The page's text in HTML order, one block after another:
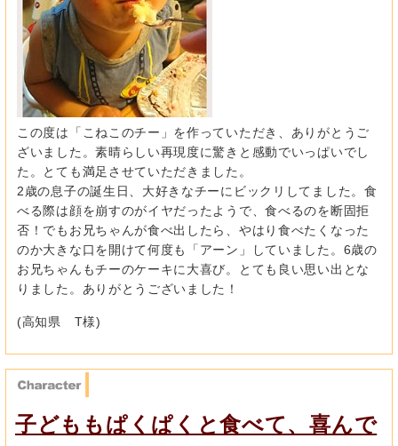
この度は「こねこのチー」を作っていただき、ありがとうご
ざいました。素晴らしい再現度に驚きと感動でいっぱいでし
た。とても満足させていただきました。
2歳の息子の誕生日、大好きなチーにビックリしてました。食
べる際は顔を崩すのがイヤだったようで、食べるのを断固拒
否！でもお兄ちゃんが食べ出したら、やはり食べたくなった
のか大きな口を開けて何度も「アーン」していました。6歳の
お兄ちゃんもチーのケーキに大喜び。とても良い思い出とな
りました。ありがとうございました！
(高知県 T様)
子どももぱくぱくと食べて、喜んで